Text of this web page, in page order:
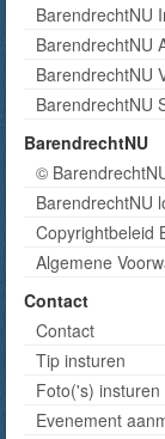
BarendrechtNU
BarendrechtNU
BarendrechtNU
BarendrechtNU
BarendrechtNU
©
BarendrechtNU
Copyrightbeleid
Algemene
Contact
Contact
Tip insturen
Foto('s) insturen
Evenement